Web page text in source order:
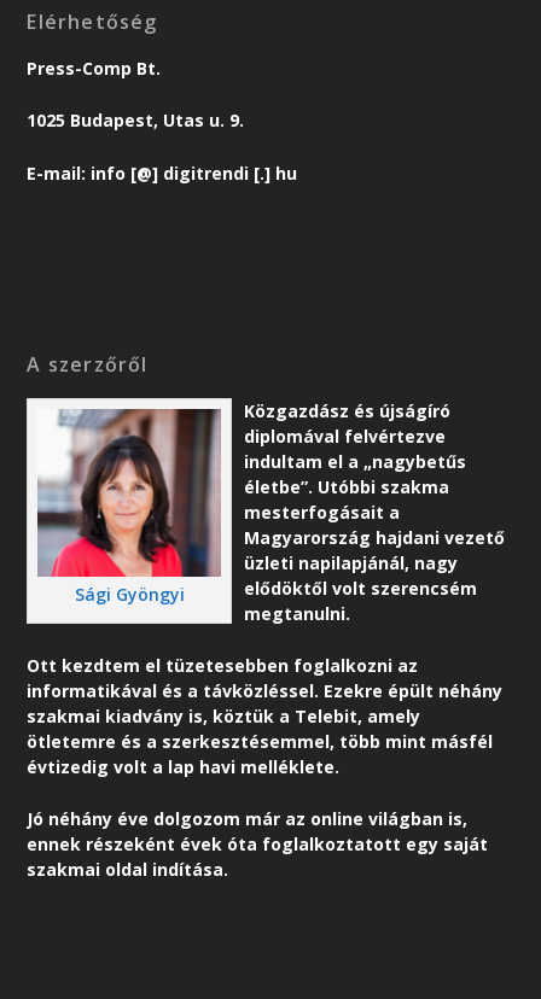
Elérhetőség
Press-Comp Bt.
1025 Budapest, Utas u. 9.
E-mail: info [@] digitrendi [.] hu
A szerzőről
Sági Gyöngyi
Közgazdász és újságíró
diplomával felvértezve
indultam el a „nagybetűs
életbe”. Utóbbi szakma
mesterfogásait a
Magyarország hajdani vezető
üzleti napilapjánál, nagy
elődöktől volt szerencsém
megtanulni.
Ott kezdtem el tüzetesebben foglalkozni az
informatikával és a távközléssel. Ezekre épült néhány
szakmai kiadvány is, köztük a Telebit, amely
ötletemre és a szerkesztésemmel, több mint másfél
évtizedig volt a lap havi melléklete.
Jó néhány éve dolgozom már az online világban is,
ennek részeként évek óta foglalkoztatott egy saját
szakmai oldal indítása.